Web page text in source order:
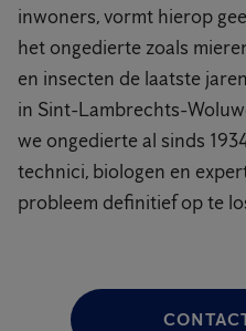
inwoners, vormt hierop
het ongedierte zoals
en insecten de laatste
in Sint-Lambrechts-
we ongedierte al sinds
technici, biologen en
probleem definitief op te